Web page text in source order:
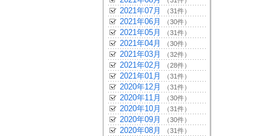
2021年07月 （31件）
2021年06月 （30件）
2021年05月 （31件）
2021年04月 （30件）
2021年03月 （32件）
2021年02月 （28件）
2021年01月 （31件）
2020年12月 （31件）
2020年11月 （30件）
2020年10月 （31件）
2020年09月 （30件）
2020年08月 （31件）